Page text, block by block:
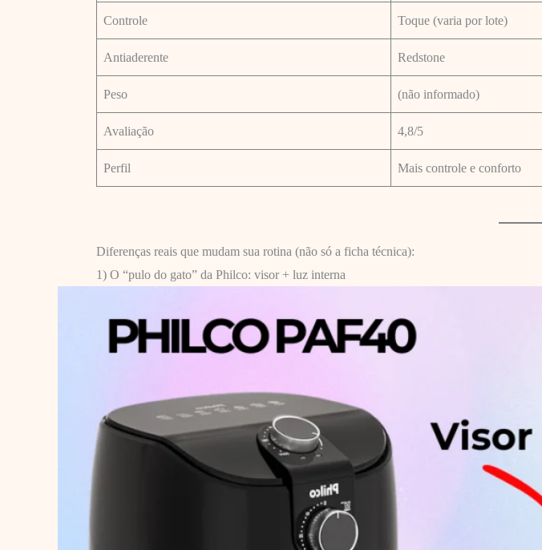
Controle Toque (varia por lote)
Antiaderente Redstone
Peso (não informado)
Avaliação 4,8/5
Perfil Mais controle e conforto
Diferenças reais que mudam sua rotina (não só a ficha técnica):
1) O “pulo do gato” da Philco: visor + luz interna